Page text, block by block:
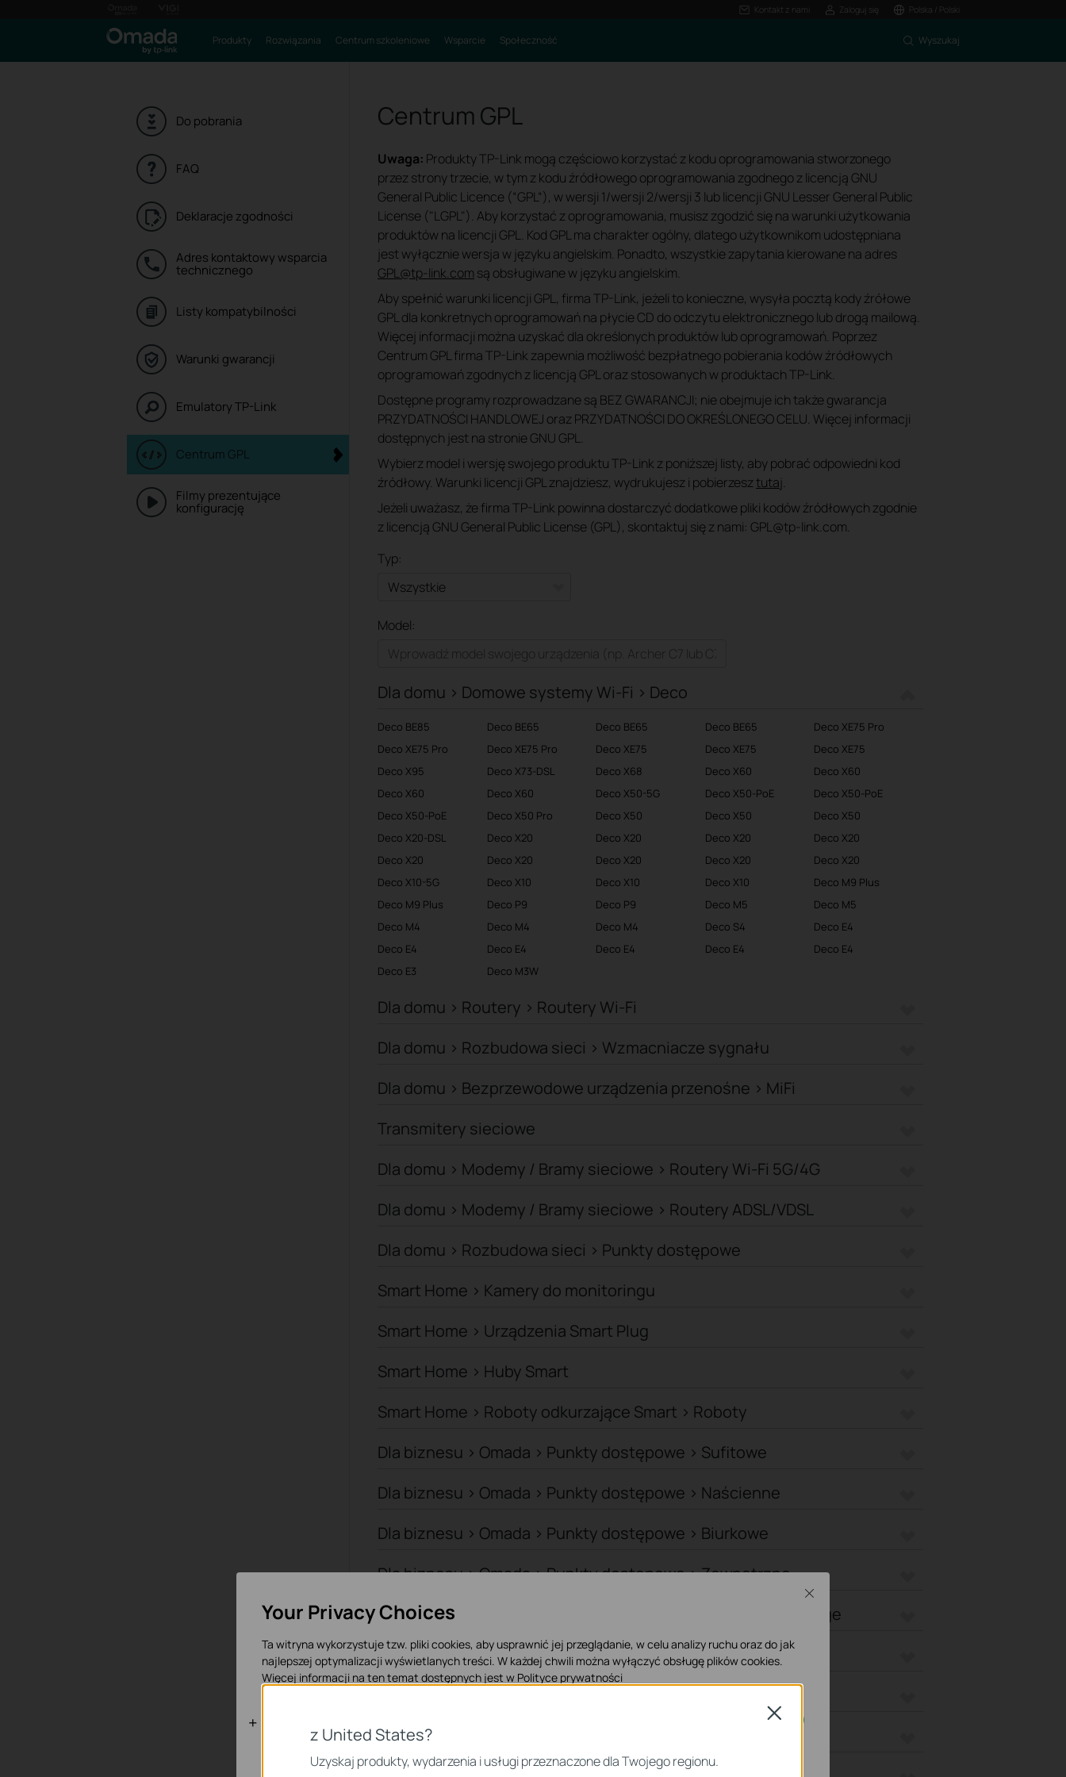
Kontakt z nami Zaloguj się Polska / Polski
Produkty Rozwiązania Centrum szkoleniowe Wsparcie Społeczność Wyszukaj
Do pobrania
FAQ
Deklaracje zgodności
Adres kontaktowy wsparcia
technicznego
Listy kompatybilności
Warunki gwarancji
Emulatory TP-Link
Centrum GPL
Filmy prezentujące
konfigurację
Centrum GPL
Uwaga: Produkty TP-Link mogą częściowo korzystać z kodu oprogramowania stworzonego
przez strony trzecie, w tym z kodu źródłowego oprogramowania zgodnego z licencją GNU
General Public Licence (“GPL“), w wersji 1/wersji 2/wersji 3 lub licencji GNU Lesser General Public
License ("LGPL"). Aby korzystać z oprogramowania, musisz zgodzić się na warunki użytkowania
produktów na licencji GPL. Kod GPL ma charakter ogólny, dlatego użytkownikom udostępniana
jest wyłącznie wersja w języku angielskim. Ponadto, wszystkie zapytania kierowane na adres
GPL@tp-link.com są obsługiwane w języku angielskim.
Aby spełnić warunki licencji GPL, firma TP-Link, jeżeli to konieczne, wysyła pocztą kody źrółowe
GPL dla konkretnych oprogramowań na płycie CD do odczytu elektronicznego lub drogą mailową.
Więcej informacji można uzyskać dla określonych produktów lub oprogramowań. Poprzez
Centrum GPL firma TP-Link zapewnia możliwość bezpłatnego pobierania kodów źródłowych
oprogramowań zgodnych z licencją GPL oraz stosowanych w produktach TP-Link.
Dostępne programy rozprowadzane są BEZ GWARANCJI; nie obejmuje ich także gwarancja
PRZYDATNOŚCI HANDLOWEJ oraz PRZYDATNOŚCI DO OKREŚLONEGO CELU. Więcej informacji
dostępnych jest na stronie GNU GPL.
Wybierz model i wersję swojego produktu TP-Link z poniższej listy, aby pobrać odpowiedni kod
źródłowy. Warunki licencji GPL znajdziesz, wydrukujesz i pobierzesztutaj.
Jeżeli uważasz, że firma TP-Link powinna dostarczyć dodatkowe pliki kodów źródłowych zgodnie
z licencją GNU General Public License (GPL), skontaktuj się z nami: GPL@tp-link.com.
Typ:
Wszystkie
Dla biznesu
Service Provider
Model:
Dla domu > Domowe systemy Wi-Fi > Deco
Deco BE85 Deco BE65 Deco BE65 Deco BE65
Deco XE75 Pro
Deco XE75 Pro
Deco XE75 Pro Deco XE75 Deco XE75
Deco XE75
Deco X95
Deco X73-DSL Deco X68 Deco X60
Deco X60
Deco X60
Deco X60 Deco X50-5G Deco X50-PoE
Deco X50-PoE
Deco X50-PoE
Deco X50 Pro Deco X50 Deco X50
Deco X50
Deco X20-DSL
Deco X20 Deco X20 Deco X20
Deco X20
Deco X20
Deco X20 Deco X20 Deco X20
Deco X20
Deco X10-5G
Deco X10 Deco X10 Deco X10
Deco M9 Plus
Deco M9 Plus
Deco P9 Deco P9 Deco M5
Deco M5
Deco M4
Deco M4 Deco M4 Deco S4
Deco E4
Deco E4
Deco E4 Deco E4 Deco E4
Deco E4
Deco E3
Deco M3W
Dla domu > Routery > Routery Wi-Fi
Dla domu > Rozbudowa sieci > Wzmacniacze sygnału
Dla domu > Bezprzewodowe urządzenia przenośne > MiFi
Transmitery sieciowe
Dla domu > Modemy / Bramy sieciowe > Routery Wi-Fi 5G/4G
Dla domu > Modemy / Bramy sieciowe > Routery ADSL/VDSL
Dla domu > Rozbudowa sieci > Punkty dostępowe
Smart Home > Kamery do monitoringu
Smart Home > Urządzenia Smart Plug
Smart Home > Huby Smart
Smart Home > Roboty odkurzające Smart > Roboty
Dla biznesu > Omada > Punkty dostępowe > Sufitowe
Dla biznesu > Omada > Punkty dostępowe > Naścienne
Dla biznesu > Omada > Punkty dostępowe > Biurkowe
Dla biznesu > Omada > Punkty dostępowe > Zewnętrzne
Dla biznesu > Omada > Punkty dostępowe > Zewnętrzne Bridge
Dla biznesu > Omada > Przełączniki > Campus
Dla biznesu > Omada > Przełączniki > Aggregation
z United States?
Uzyskaj produkty, wydarzenia i usługi przeznaczone dla Twojego regionu.
Close
Your Privacy Choices
Ta witryna wykorzystuje tzw. pliki cookies, aby usprawnić jej przeglądanie, w celu analizy ruchu oraz do jak
najlepszej optymalizacji wyświetlanych treści. W każdej chwili można wyłączyć obsługę plików cookies.
Więcej informacji na ten temat dostępnych jest w Polityce prywatności
Close